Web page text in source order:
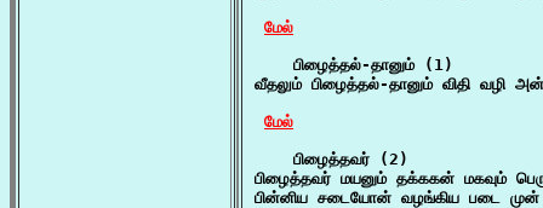
மேல்
    பிழைத்தல்-தானும் (1)
வீதலும் பிழைத்தல்-தானும் விதி வழி
மேல்
    பிழைத்தவர் (2)
பிழைத்தவர் மயனும் தக்ககன் மகவும்
பின்னிய சடையோன் வழங்கிய படை முன்